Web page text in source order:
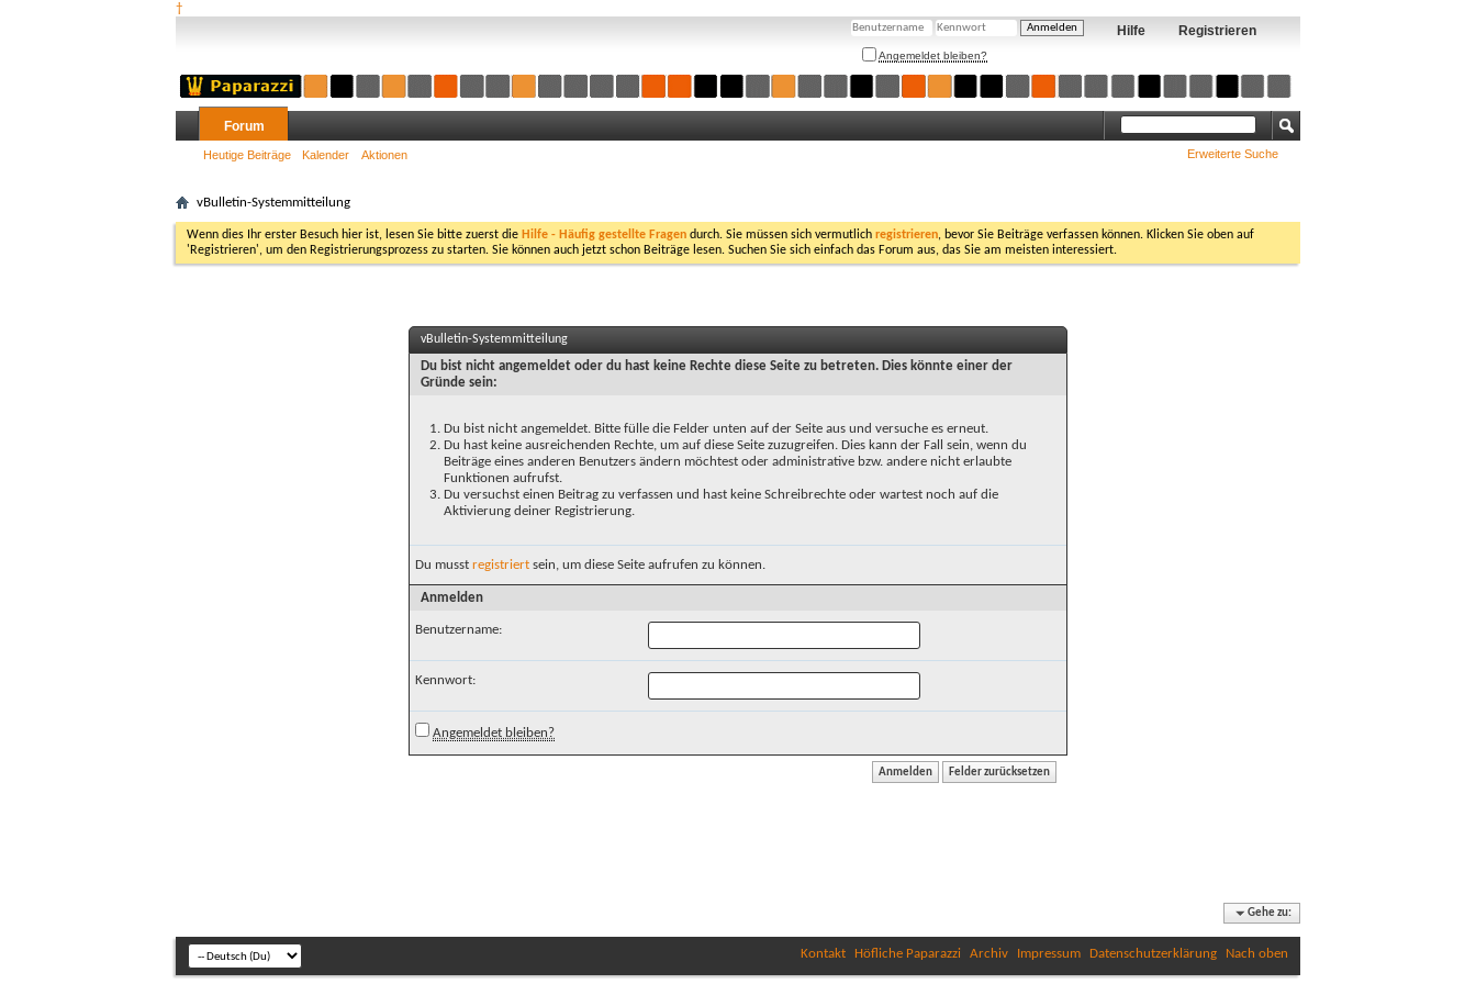
†
Registrieren
Hilfe
Angemeldet bleiben?
Forum
Heutige Beiträge Kalender Aktionen Erweiterte Suche
vBulletin-Systemmitteilung
Wenn dies Ihr erster Besuch hier ist, lesen Sie bitte zuerst die Hilfe - Häufig gestellte Fragen durch. Sie müssen sich vermutlich registrieren, bevor Sie Beiträge verfassen können. Klicken Sie oben auf
'Registrieren', um den Registrierungsprozess zu starten. Sie können auch jetzt schon Beiträge lesen. Suchen Sie sich einfach das Forum aus, das Sie am meisten interessiert.
vBulletin-Systemmitteilung
Du bist nicht angemeldet oder du hast keine Rechte diese Seite zu betreten. Dies könnte einer der
Gründe sein:
Du bist nicht angemeldet. Bitte fülle die Felder unten auf der Seite aus und versuche es erneut.
Du hast keine ausreichenden Rechte, um auf diese Seite zuzugreifen. Dies kann der Fall sein, wenn du
Beiträge eines anderen Benutzers ändern möchtest oder administrative bzw. andere nicht erlaubte
Funktionen aufrufst.
Du versuchst einen Beitrag zu verfassen und hast keine Schreibrechte oder wartest noch auf die
Aktivierung deiner Registrierung.
Du musst registriert sein, um diese Seite aufrufen zu können.
Anmelden
Benutzername:
Kennwort:
Angemeldet bleiben?
Gehe zu:
Kontakt Höfliche Paparazzi Archiv Impressum Datenschutzerklärung Nach oben